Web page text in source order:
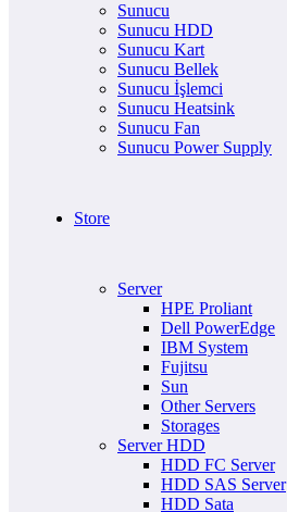
Sunucu
Sunucu HDD
Sunucu Kart
Sunucu Bellek
Sunucu İşlemci
Sunucu Heatsink
Sunucu Fan
Sunucu Power Supply
Store
Server
HPE Proliant
Dell PowerEdge
IBM System
Fujitsu
Sun
Other Servers
Storages
Server HDD
HDD FC Server
HDD SAS Server
HDD Sata